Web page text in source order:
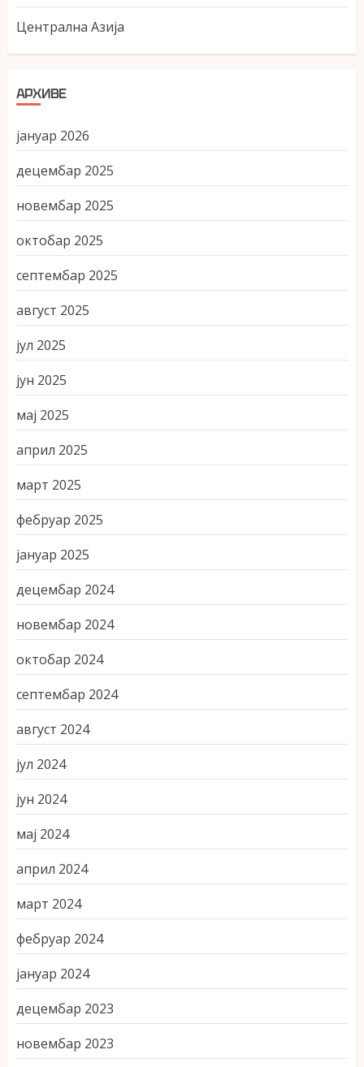
Централна Азија
АРХИВЕ
јануар 2026
децембар 2025
новембар 2025
октобар 2025
септембар 2025
август 2025
јул 2025
јун 2025
мај 2025
април 2025
март 2025
фебруар 2025
јануар 2025
децембар 2024
новембар 2024
октобар 2024
септембар 2024
август 2024
јул 2024
јун 2024
мај 2024
април 2024
март 2024
фебруар 2024
јануар 2024
децембар 2023
новембар 2023